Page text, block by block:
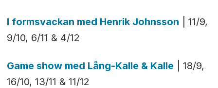
I formsvackan med Henrik Johnsson | 11/9,
9/10, 6/11 & 4/12
Game show med Lång-Kalle & Kalle | 18/9,
16/10, 13/11 & 11/12